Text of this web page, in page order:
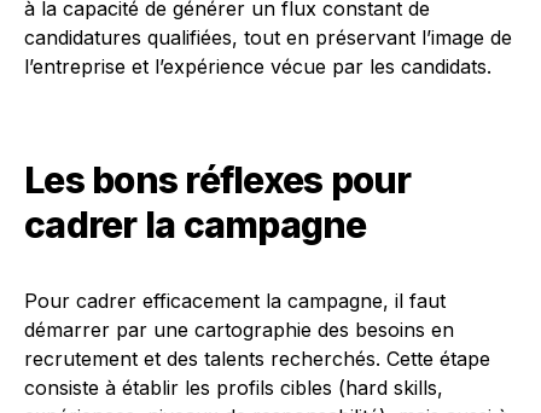
à la capacité de générer un flux constant de
candidatures qualifiées, tout en préservant l’image de
l’entreprise et l’expérience vécue par les candidats.
Les bons réflexes pour
cadrer la campagne
Pour cadrer efficacement la campagne, il faut
démarrer par une cartographie des besoins en
recrutement et des talents recherchés. Cette étape
consiste à établir les profils cibles (hard skills,